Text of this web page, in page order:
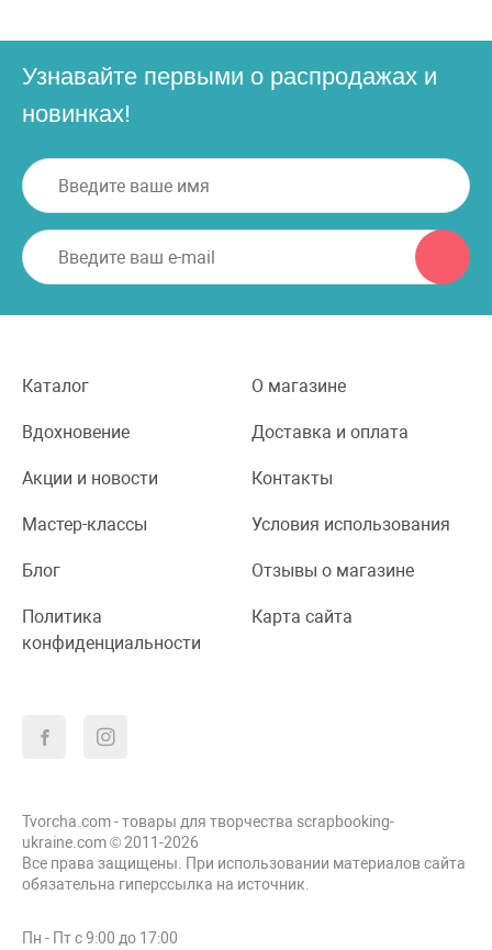
Узнавайте первыми о распродажах и
новинках!
Каталог О магазине
Вдохновение Доставка и оплата
Акции и новости Контакты
Мастер-классы Условия использования
Блог Отзывы о магазине
Политика
конфиденциальности
Карта сайта
Tvorcha.com - товары для творчества scrapbooking-
ukraine.com © 2011-2026
Все права защищены. При использовании материалов сайта
обязательна гиперссылка на источник.
Пн - Пт с 9:00 до 17:00